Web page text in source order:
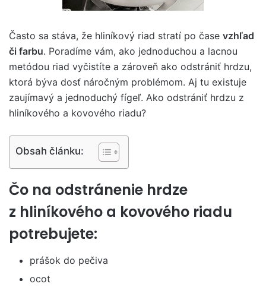
Často sa stáva, že hliníkový riad stratí po čase vzhľad
či farbu. Poradíme vám, ako jednoduchou a lacnou
metódou riad vyčistíte a zároveň ako odstrániť hrdzu,
ktorá býva dosť náročným problémom. Aj tu existuje
zaujímavý a jednoduchý fígeľ. Ako odstrániť hrdzu z
hliníkového a kovového riadu?
Obsah článku:
Čo na odstránenie hrdze
z hliníkového a kovového riadu
potrebujete:
prášok do pečiva
ocot